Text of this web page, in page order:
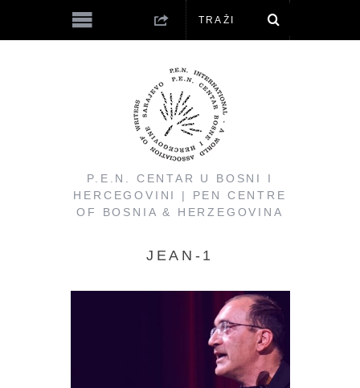
P.E.N. CENTAR U BOSNI I
HERCEGOVINI | PEN CENTRE
OF BOSNIA & HERZEGOVINA
JEAN-1